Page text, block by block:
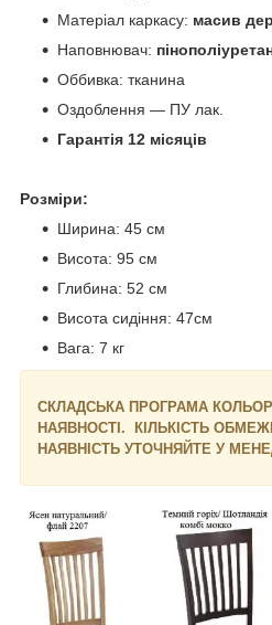
Матеріал каркасу: масив
Наповнювач:
Оббивка: тканина
Оздоблення ― ПУ лак.
Гарантія 12 місяців
Розміри:
Ширина: 45 см
Висота: 95 см
Глибина: 52 см
Висота сидіння: 47см
Вага: 7 кг
СКЛАДСЬКА ПРОГРАМА
НАЯВНОСТІ. КІЛЬКІСТЬ
НАЯВНІСТЬ УТОЧНЯЙТЕ У